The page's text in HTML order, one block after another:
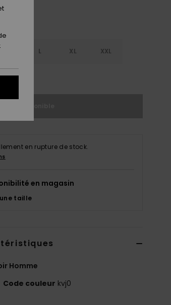
L XL XXL
en rupture de stock.
en magasin
taille
Homme
Code couleur kvj0